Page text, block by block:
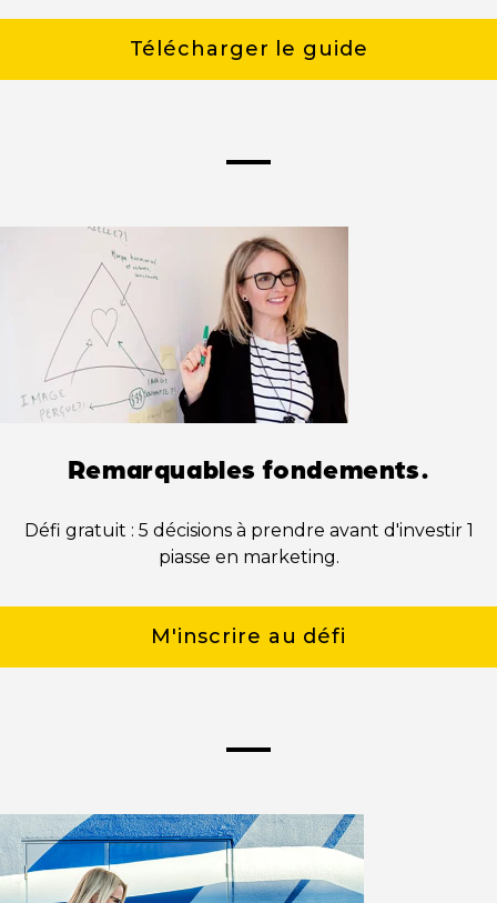
Télécharger le guide
Remarquables fondements.
Défi gratuit : 5 décisions à prendre avant d'investir 1
piasse en marketing.
M'inscrire au défi